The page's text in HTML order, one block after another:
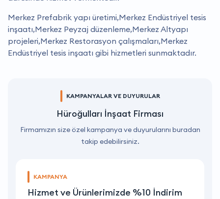
Merkez Prefabrik yapı üretimi,Merkez Endüstriyel tesis
inşaatı,Merkez Peyzaj düzenleme,Merkez Altyapı
projeleri,Merkez Restorasyon çalışmaları,Merkez
Endüstriyel tesis inşaatı gibi hizmetleri sunmaktadır.
KAMPANYALAR VE DUYURULAR
Hüroğulları İnşaat Firması
Firmamızın size özel kampanya ve duyurularını buradan
takip edebilirsiniz.
KAMPANYA
Hizmet ve Ürünlerimizde %10 İndirim